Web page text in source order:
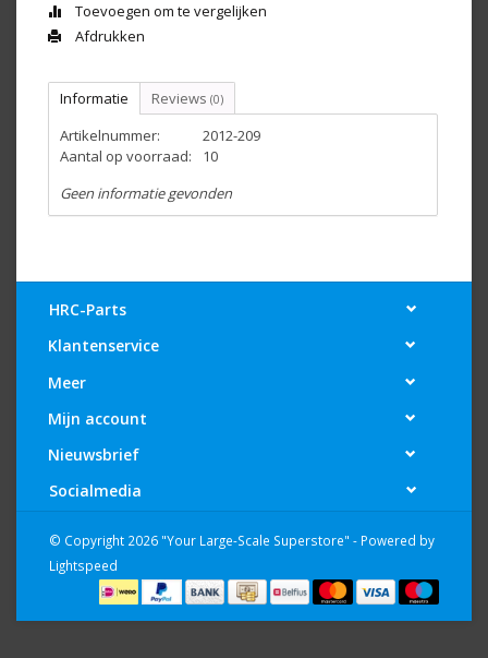
Toevoegen om te vergelijken
Afdrukken
Informatie Reviews (0)
Artikelnummer:
2012-209
Aantal op voorraad:
10
Geen informatie gevonden
HRC-Parts
Klantenservice
Meer
Mijn account
Nieuwsbrief
Socialmedia
© Copyright 2026 "Your Large-Scale Superstore" - Powered by
Lightspeed